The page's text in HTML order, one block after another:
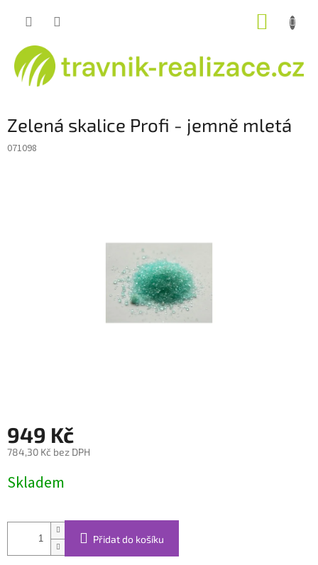
Zelená skalice Profi - jemně mletá
071098
949 Kč
784,30 Kč bez DPH
cena:
Skladem
Přidat do košíku